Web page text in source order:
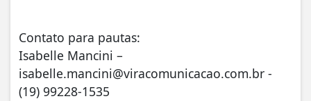
Contato para pautas:
Isabelle Mancini –
isabelle.mancini@viracomunicacao.com.br -
(19) 99228-1535